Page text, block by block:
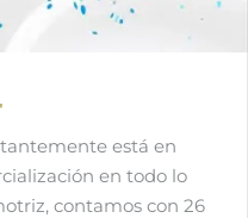
está en
en todo lo
contamos con 26